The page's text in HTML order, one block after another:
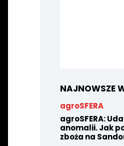
NAJNOWSZE
agroSFERA
agroSFERA:
anomalii. Jak
zboża na